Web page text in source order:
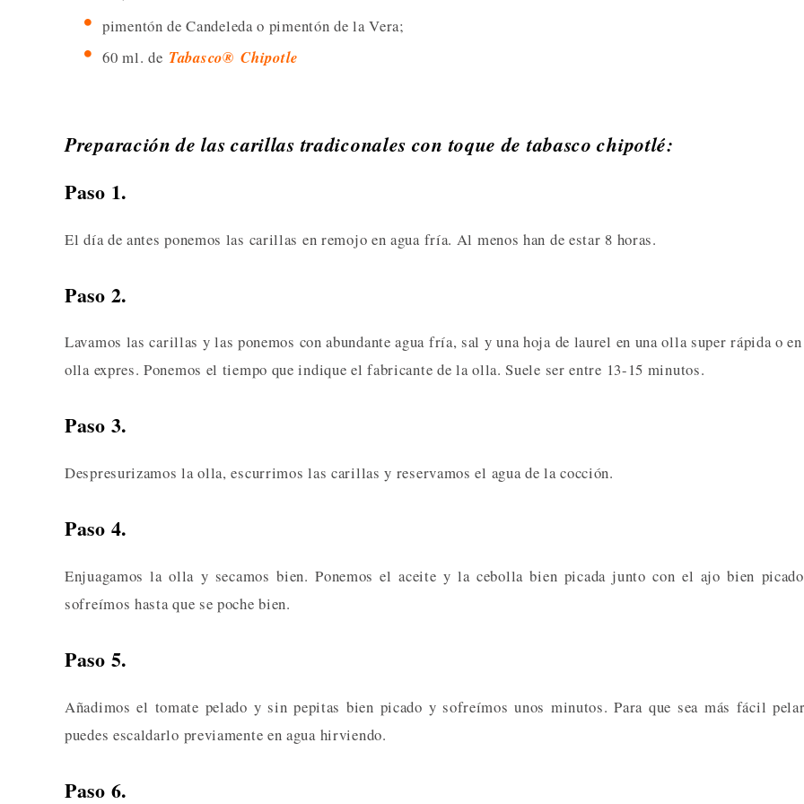
pimentón de Candeleda o pimentón de la Vera;
60 ml. de Tabasco® Chipotle
Preparación de las carillas tradiconales con toque de tabasco chipotlé:
Paso 1.
El día de antes ponemos las carillas en remojo en agua fría. Al menos han de estar 8 horas.
Paso 2.
Lavamos las carillas y las ponemos con abundante agua fría, sal y una hoja de laurel en una olla super rápida o
olla expres. Ponemos el tiempo que indique el fabricante de la olla. Suele ser entre 13-15 minutos.
Paso 3.
Despresurizamos la olla, escurrimos las carillas y reservamos el agua de la cocción.
Paso 4.
Enjuagamos la olla y secamos bien. Ponemos el aceite y la cebolla bien picada junto con el ajo bien
sofreímos hasta que se poche bien.
Paso 5.
Añadimos el tomate pelado y sin pepitas bien picado y sofreímos unos minutos. Para que sea más fácil
puedes escaldarlo previamente en agua hirviendo.
Paso 6.